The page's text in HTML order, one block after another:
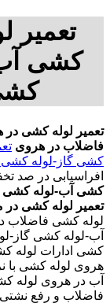
تعمیر
کشی
تعمیر لوله کشی در
فاضلاب در هروی
کشی گاز-لوله
افراسیابی در صد
کشی آب-لوله کشی
تعمیر لوله کشی
لوله کشی فاضلاب
آب-لوله کشی گاز-
کشی ادارات لوله
هروی لوله کشی با
آب در هروی لوله
فاضلاب و رفع